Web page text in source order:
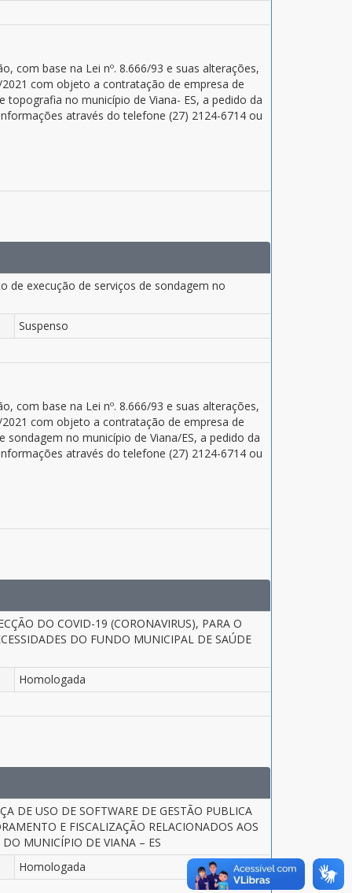
com base na Lei nº. 8.666/93 e suas alterações,
2021 com objeto a contratação de empresa de
no município de Viana- ES, a pedido da
através do telefone (27) 2124-6714 ou
de execução de serviços de sondagem no
Suspenso
com base na Lei nº. 8.666/93 e suas alterações,
2021 com objeto a contratação de empresa de
no município de Viana/ES, a pedido da
através do telefone (27) 2124-6714 ou
DO COVID-19 (CORONAVIRUS), PARA O
DO FUNDO MUNICIPAL DE SAÚDE
Homologada
DE USO DE SOFTWARE DE GESTÃO PUBLICA
E FISCALIZAÇÃO RELACIONADOS AOS
MUNICÍPIO DE VIANA – ES
Homologada